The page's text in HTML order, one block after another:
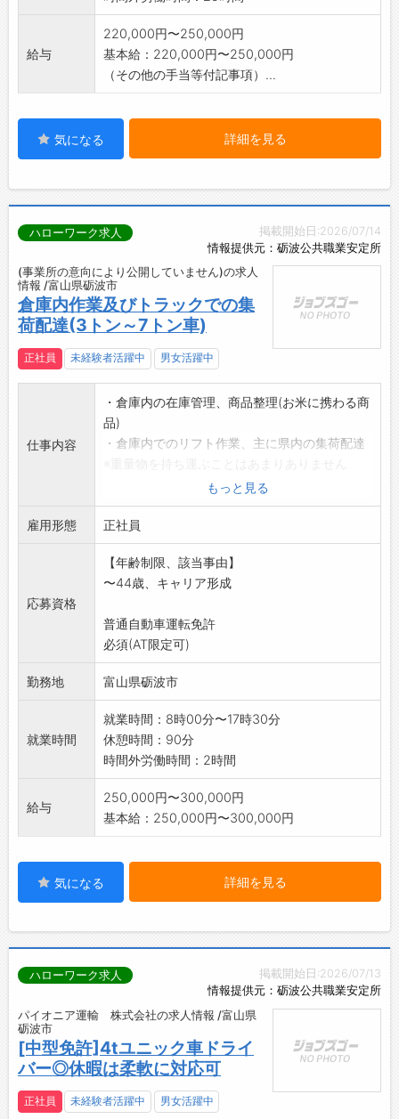
給与
220,000円〜250,000円
基本給：220,000円〜250,000円
（その他の手当等付記事項）...
気になる 詳細を見る
掲載開始日:2026/07/14
情報提供元：砺波公共職業安定所
ハローワーク求人
(事業所の意向により公開していません)の求人
情報 /富山県砺波市
倉庫内作業及びトラックでの集
荷配達(3トン～7トン車)
正社員 未経験者活躍中 男女活躍中
仕事内容
・倉庫内の在庫管理、商品整理(お米に携わる商
品)
・倉庫内でのリフト作業、主に県内の集荷配達
【変更範囲:変更なし】
※面接を希望される方は事前にハローワークの
紹介状の交付を受け
て下さい
もっと見る
雇用形態 正社員
応募資格
【年齢制限、該当事由】
〜44歳、キャリア形成
普通自動車運転免許
必須(AT限定可)
勤務地 富山県砺波市
就業時間
就業時間：8時00分〜17時30分
休憩時間：90分
時間外労働時間：2時間
給与
250,000円〜300,000円
基本給：250,000円〜300,000円
気になる 詳細を見る
掲載開始日:2026/07/13
情報提供元：砺波公共職業安定所
ハローワーク求人
パイオニア運輸 株式会社の求人情報 /富山県
砺波市
[中型免許]4tユニック車ドライ
バー◎休暇は柔軟に対応可
正社員 未経験者活躍中 男女活躍中